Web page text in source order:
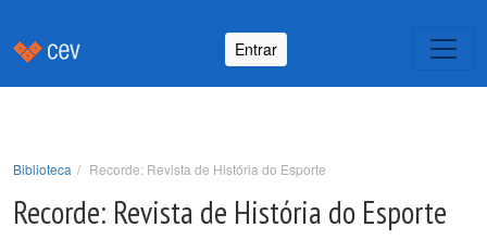
Entrar
Biblioteca Recorde: Revista de História do Esporte
Recorde: Revista de História do Esporte